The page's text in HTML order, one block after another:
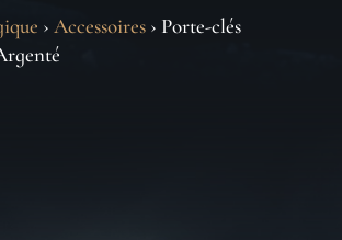
› Accessoires› Porte-clés